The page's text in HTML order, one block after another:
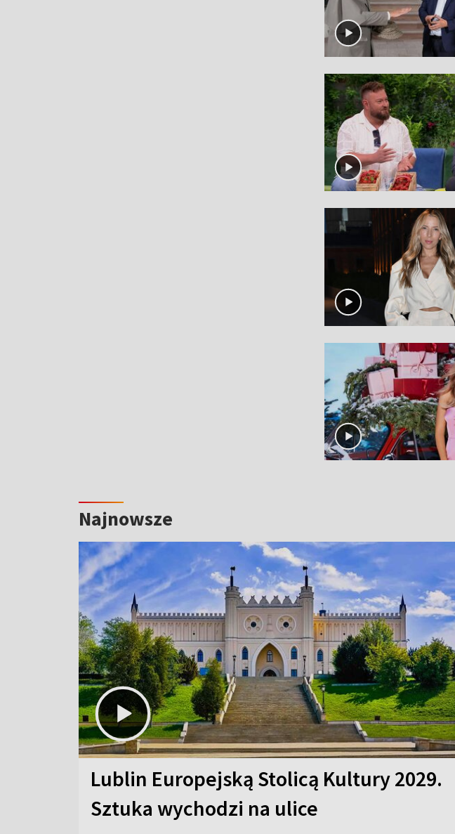
Najnowsze
Lublin Europejską Stolicą Kultury 2029.
Sztuka wychodzi na ulice